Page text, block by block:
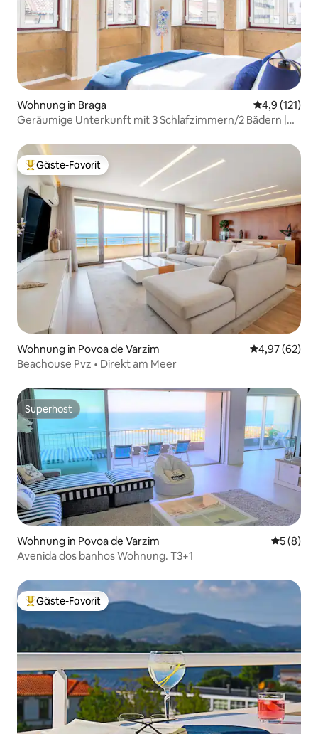
Wohnung in Braga
4,9 (121)
Geräumige Unterkunft mit 3 Schlafzimmern/2 Bädern |
Beliebter Gäste-Favorit.
Gäste-Favorit
Wohnung in Povoa de Varzim
4,97 (62)
Beachouse Pvz • Direkt am Meer
Superhost
Superhost
Wohnung in Povoa de Varzim
5 (8)
Avenida dos banhos Wohnung. T3+1
Beliebter Gäste-Favorit.
Gäste-Favorit